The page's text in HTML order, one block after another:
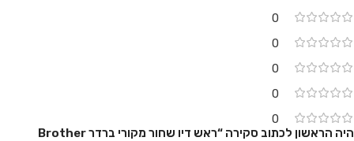
0
0
0
0
0
היה הראשון לכתוב סקירה “ראש דיו שחור מקורי ברדר Brother